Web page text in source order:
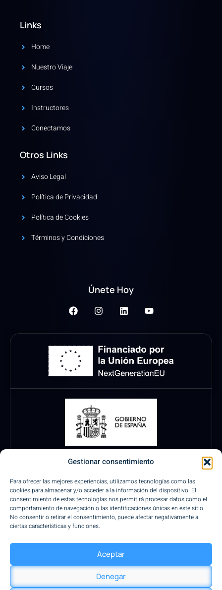
Gestionar consentimiento
Para ofrecer las mejores experiencias, utilizamos tecnologías como las
cookies para almacenar y/o acceder a la información del dispositivo. El
consentimiento de estas tecnologías nos permitirá procesar datos como el
comportamiento de navegación o las identificaciones únicas en este sitio.
No consentir o retirar el consentimiento, puede afectar negativamente a
ciertas características y funciones.
Aceptar
Denegar
Links
Home
Nuestro Viaje
Cursos
Instructores
Conectamos
Otros Links
Aviso Legal
Política de Privacidad
Política de Cookies
Términos y Condiciones
Únete Hoy
Pagos Seguros